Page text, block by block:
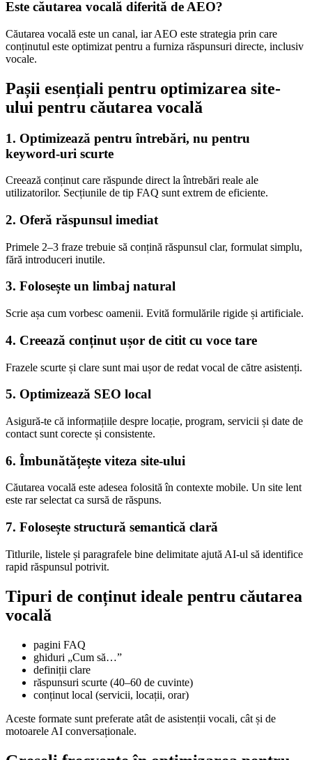
Este căutarea vocală diferită de AEO?
Căutarea vocală este un canal, iar AEO este strategia prin care
conținutul este optimizat pentru a furniza răspunsuri directe, inclusiv
vocale.
Pașii esențiali pentru optimizarea site-
ului pentru căutarea vocală
1. Optimizează pentru întrebări, nu pentru
keyword-uri scurte
Creează conținut care răspunde direct la întrebări reale ale
utilizatorilor. Secțiunile de tip FAQ sunt extrem de eficiente.
2. Oferă răspunsul imediat
Primele 2–3 fraze trebuie să conțină răspunsul clar, formulat simplu,
fără introduceri inutile.
3. Folosește un limbaj natural
Scrie așa cum vorbesc oamenii. Evită formulările rigide și artificiale.
4. Creează conținut ușor de citit cu voce tare
Frazele scurte și clare sunt mai ușor de redat vocal de către asistenți.
5. Optimizează SEO local
Asigură-te că informațiile despre locație, program, servicii și date de
contact sunt corecte și consistente.
6. Îmbunătățește viteza site-ului
Căutarea vocală este adesea folosită în contexte mobile. Un site lent
este rar selectat ca sursă de răspuns.
7. Folosește structură semantică clară
Titlurile, listele și paragrafele bine delimitate ajută AI-ul să identifice
rapid răspunsul potrivit.
Tipuri de conținut ideale pentru căutarea
vocală
pagini FAQ
ghiduri „Cum să…”
definiții clare
răspunsuri scurte (40–60 de cuvinte)
conținut local (servicii, locații, orar)
Aceste formate sunt preferate atât de asistenții vocali, cât și de
motoarele AI conversaționale.